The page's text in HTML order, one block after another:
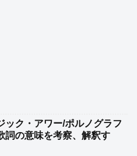
ック・アワー/ポルノグラフ
詞の意味を考察、解釈す